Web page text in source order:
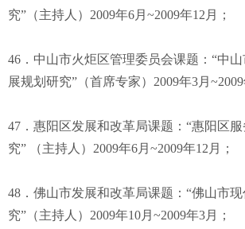
究”（主持人）2009年6月~2009年12月；
46．中山市火炬区管理委员会课题：“中
展规划研究”（首席专家）2009年3月~2009
47．惠阳区发展和改革局课题：“惠阳区
究” （主持人）2009年6月~2009年12月；
48．佛山市发展和改革局课题：“佛山市
究”（主持人）2009年10月~2009年3月；